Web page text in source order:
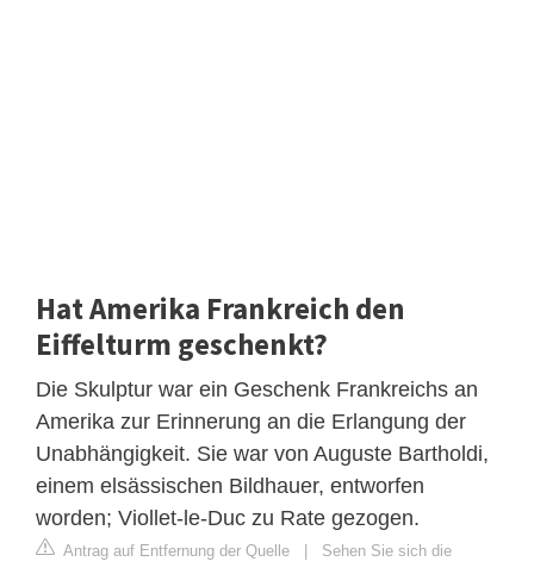
Hat Amerika Frankreich den
Eiffelturm geschenkt?
Die Skulptur war ein Geschenk Frankreichs an
Amerika zur Erinnerung an die Erlangung der
Unabhängigkeit. Sie war von Auguste Bartholdi,
einem elsässischen Bildhauer, entworfen
worden; Viollet-le-Duc zu Rate gezogen.
Antrag auf Entfernung der Quelle | Sehen Sie sich die